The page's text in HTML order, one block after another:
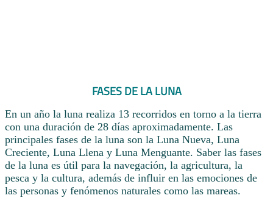
FASES DE LA LUNA
En un año la luna realiza 13 recorridos en torno a la tierra
con una duración de 28 días aproximadamente. Las
principales fases de la luna son la Luna Nueva, Luna
Creciente, Luna Llena y Luna Menguante. Saber las fases
de la luna es útil para la navegación, la agricultura, la
pesca y la cultura, además de influir en las emociones de
las personas y fenómenos naturales como las mareas.